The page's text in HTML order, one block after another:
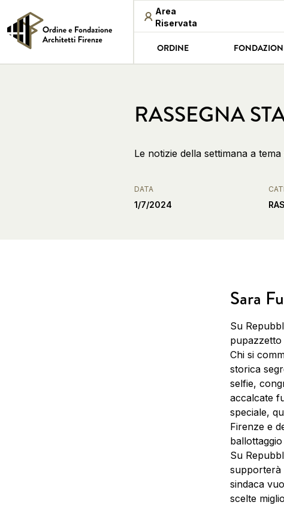
Area
Riservata
ORDINE
RASSEGNA
Le notizie della settimana a
DATA
1/7/2024
Sara
Su
pupazzetto
Chi si
storica
selfie,
accalcate
speciale,
Firenze e
Su
supporterà
sindaca
scelte